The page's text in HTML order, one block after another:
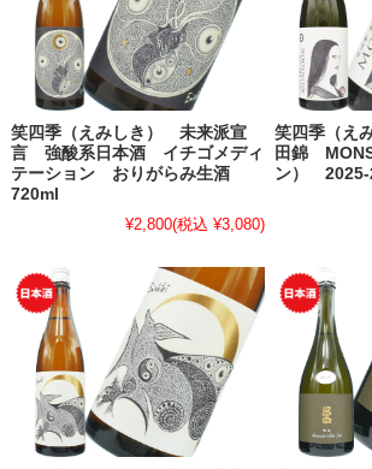
笑四季（えみしき） 未来派宣
言 強酸系日本酒 イチゴメディ
テーション おりがらみ生酒
720ml
¥2,800(税込 ¥3,080)
笑四季（
田錦
ン）